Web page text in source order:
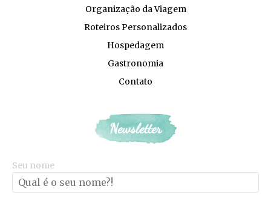
Organização da Viagem
Roteiros Personalizados
Hospedagem
Gastronomia
Contato
Newsletter
Seu nome